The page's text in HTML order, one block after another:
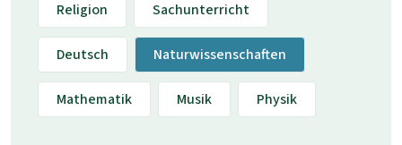
Religion Sachunterricht
Deutsch Naturwissenschaften
Mathematik Musik Physik